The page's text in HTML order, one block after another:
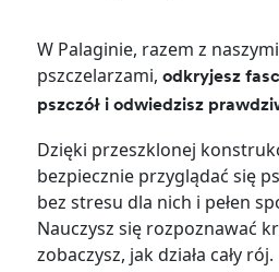
W Palaginie, razem z
pszczelarzami,odkryjesz
pszczół i odwiedzisz
Dzięki przeszklonej
bezpiecznie przyglądać się
bez stresu dla nich i pełen
Nauczysz się rozpoznawać
zobaczysz, jak działa cały rój.